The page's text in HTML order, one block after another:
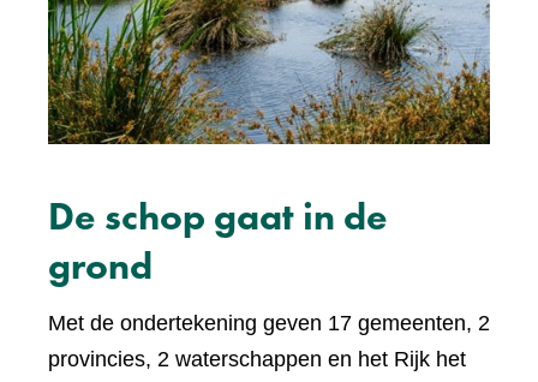
De schop gaat in de
grond
Met de ondertekening geven 17 gemeenten, 2
provincies, 2 waterschappen en het Rijk het